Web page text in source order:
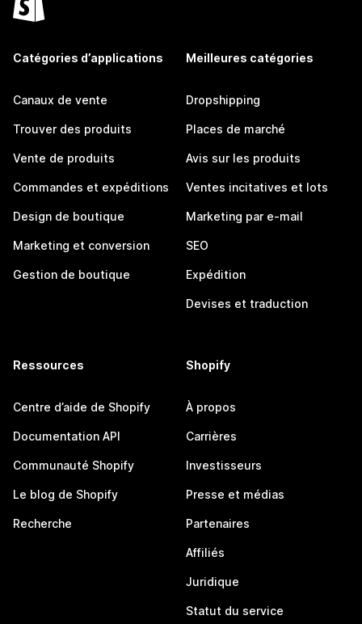
Catégories d’applications
Canaux de vente
Trouver des produits
Vente de produits
Commandes et expéditions
Design de boutique
Marketing et conversion
Gestion de boutique
Meilleures catégories
Dropshipping
Places de marché
Avis sur les produits
Ventes incitatives et lots
Marketing par e-mail
SEO
Expédition
Devises et traduction
Ressources
Centre d’aide de Shopify
Documentation API
Communauté Shopify
Le blog de Shopify
Recherche
Shopify
À propos
Carrières
Investisseurs
Presse et médias
Partenaires
Affiliés
Juridique
Statut du service